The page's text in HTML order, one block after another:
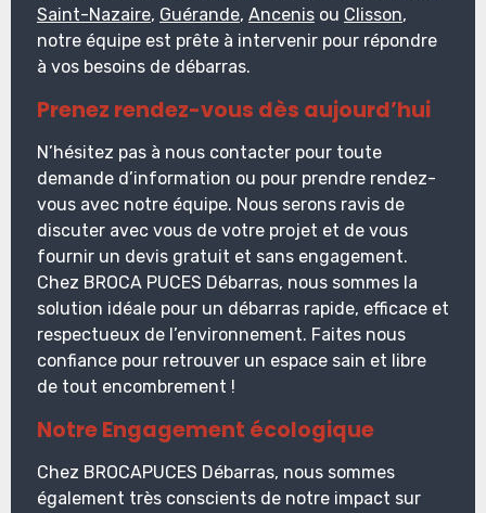
Saint-Nazaire, Guérande, Ancenis ou Clisson,
notre équipe est prête à intervenir pour répondre
à vos besoins de débarras.
Prenez rendez-vous dès aujourd’hui
N’hésitez pas à nous contacter pour toute
demande d’information ou pour prendre rendez-
vous avec notre équipe. Nous serons ravis de
discuter avec vous de votre projet et de vous
fournir un devis gratuit et sans engagement.
Chez BROCA PUCES Débarras, nous sommes la
solution idéale pour un débarras rapide, efficace et
respectueux de l’environnement. Faites nous
confiance pour retrouver un espace sain et libre
de tout encombrement !
Notre Engagement écologique
Chez BROCAPUCES Débarras, nous sommes
également très conscients de notre impact sur